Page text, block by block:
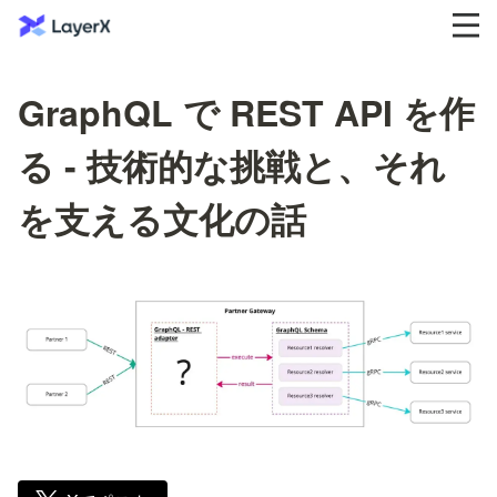
GraphQL で REST API を作
る - 技術的な挑戦と、それ
を支える文化の話